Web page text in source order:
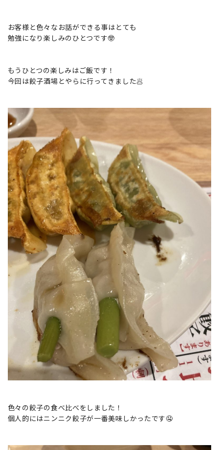
お客様と色々なお話ができる事はとても
勉強になり楽しみのひとつです🤓
もうひとつの楽しみはご飯です！
今回は餃子酒場とやらに行ってきました🥟
色々の餃子の食べ比べをしました！
個人的にはニンニク餃子が一番美味しかったです🤤